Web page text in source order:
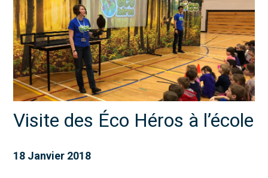
Visite des Éco Héros à l’école
18 Janvier 2018